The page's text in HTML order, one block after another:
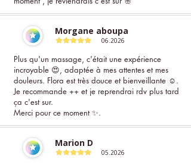
Morgane aboupa
06.2026
Plus qu'un massage, c'était une expérience
incroyable 😍, adaptée à mes attentes et mes
douleurs. Flora est très douce et bienveillante ☺️.
Je recommande ++ et je reprendrai rdv plus tard
ça c'est sur.
Merci pour ce moment ✨.
Marion D
05.2026